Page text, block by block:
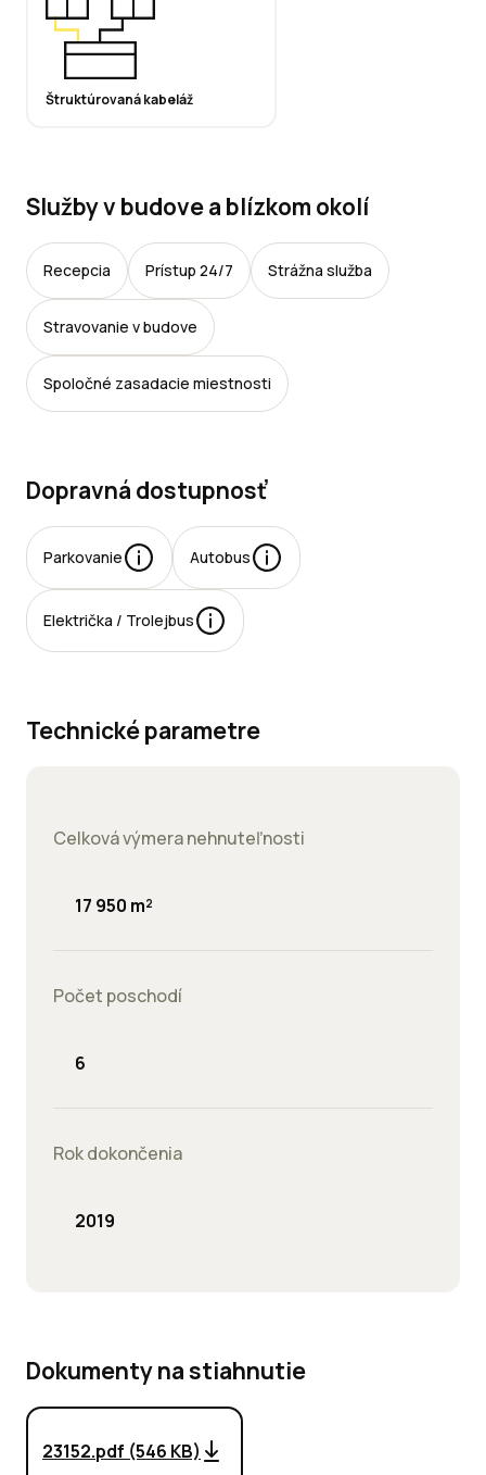
Štruktúrovaná kabeláž
Služby v budove a blízkom okolí
Recepcia Prístup 24/7 Strážna služba
Stravovanie v budove
Spoločné zasadacie miestnosti
Dopravná dostupnosť
Parkovanie Autobus
Električka / Trolejbus
Technické parametre
Celková výmera nehnuteľnosti
17 950 m²
Počet poschodí
6
Rok dokončenia
2019
Dokumenty na stiahnutie
23152.pdf (546 KB)